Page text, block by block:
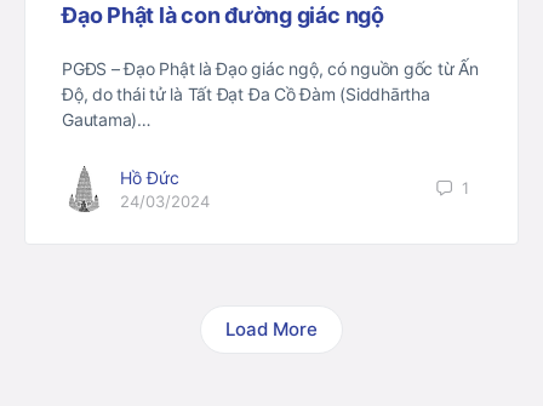
Đạo Phật là con đường giác ngộ
PGĐS – Đạo Phật là Đạo giác ngộ, có nguồn gốc từ Ấn
Độ, do thái tử là Tất Đạt Đa Cồ Đàm (Siddhārtha
Gautama)…
Hồ Đức
24/03/2024
1
Load More